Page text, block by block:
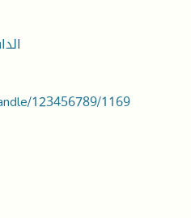
123456789/1169